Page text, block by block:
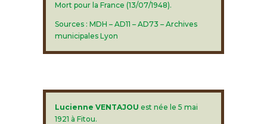
Mort pour la France (13/07/1948).
Sources : MDH – AD11 – AD73 – Archives
municipales Lyon
Lucienne VENTAJOU est née le 5 mai
1921 à Fitou.